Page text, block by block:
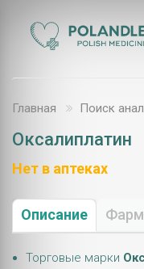
Главная Поиск
Оксалиплатин
Нет в аптеках
Описание
Торговые марки